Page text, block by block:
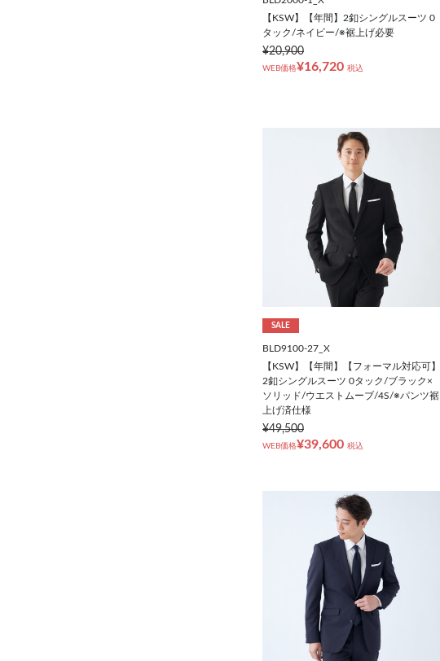
【KSW】【年間】2釦シングルスーツ 0
タック/ネイビー/※裾上げ必要
¥20,900
WEB価格¥16,720 税込
SALE
BLD9100-27_X
【KSW】【年間】【フォーマル対応可】
2釦シングルスーツ 0タック/ブラック×
ソリッド/ウエストムーブ/4S/※パンツ裾
上げ済仕様
¥49,500
WEB価格¥39,600 税込